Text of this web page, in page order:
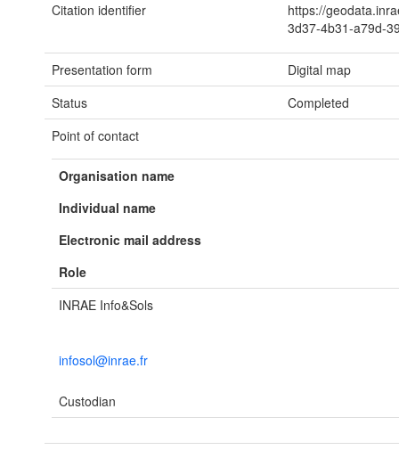
Citation identifier
https://
3d37-4b31-a79d-
Presentation form
Digital map
Status
Completed
Point of contact
Organisation name
Individual name
Electronic mail address
Role
INRAE Info&Sols
infosol@inrae.fr
Custodian